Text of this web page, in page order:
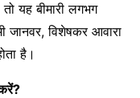
यह बीमारी लगभग
जानवर, विशेषकर आवारा
है।